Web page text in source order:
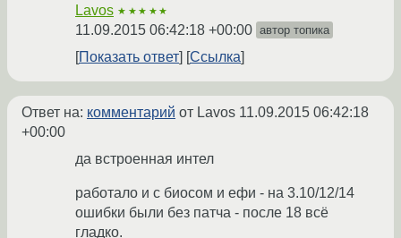
Lavos ★★★★★
11.09.2015 06:42:18 +00:00 автор топика
Показать ответ Ссылка
Ответ на: комментарий от Lavos 11.09.2015 06:42:18
+00:00
да встроенная интел
работало и с биосом и ефи - на 3.10/12/14
ошибки были без патча - после 18 всё
гладко.